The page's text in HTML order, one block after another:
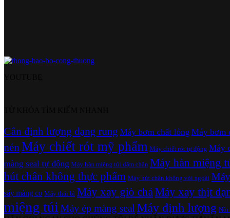
Cân định lượng dạng rung Máy bơm chất lỏng Máy bơm
nénMáy chiết rót mỹ phẩm Máy chiết rót tự động Máy
màng seal tự động Máy hàn miệng túi dậm chân Máy hàn miệng
hút chân không thực phẩm Máy hút chân không vòi ngoài
sấy màng co Máy thái bì Máy xay giò chảMáy xay thịt
miệng túi Máy ép màng seal Máy định lượng Nồi